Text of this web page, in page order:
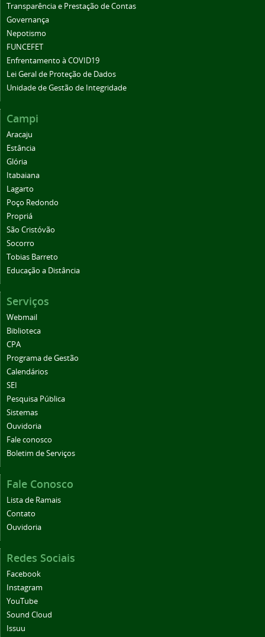
Transparência e Prestação de Contas
Governança
Nepotismo
FUNCEFET
Enfrentamento à COVID19
Lei Geral de Proteção de Dados
Unidade de Gestão de Integridade
Campi
Aracaju
Estância
Glória
Itabaiana
Lagarto
Poço Redondo
Propriá
São Cristóvão
Socorro
Tobias Barreto
Educação a Distância
Serviços
Webmail
Biblioteca
CPA
Programa de Gestão
Calendários
SEI
Pesquisa Pública
Sistemas
Ouvidoria
Fale conosco
Boletim de Serviços
Fale Conosco
Lista de Ramais
Contato
Ouvidoria
Redes Sociais
Facebook
Instagram
YouTube
Sound Cloud
Issuu